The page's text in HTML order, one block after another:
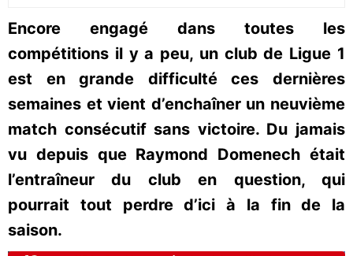
Encore engagé dans toutes les
compétitions il y a peu, un club de Ligue 1
est en grande difficulté ces dernières
semaines et vient d’enchaîner un neuvième
match consécutif sans victoire. Du jamais
vu depuis que Raymond Domenech était
l’entraîneur du club en question, qui
pourrait tout perdre d’ici à la fin de la
saison.